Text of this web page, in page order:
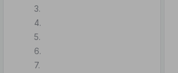
3.
4.
5.
6.
7.